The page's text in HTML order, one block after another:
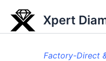
content
Xpert
Factory-Direct